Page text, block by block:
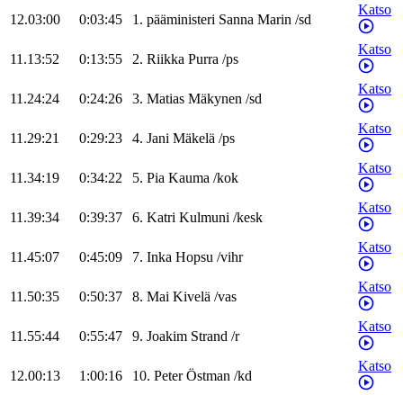
12.03:00
0:03:45 1. pääministeri Sanna Marin /sd
Katso
11.13:52 0:13:55 2. Riikka Purra /ps
Katso
11.24:24 0:24:26 3. Matias Mäkynen /sd
Katso
11.29:21 0:29:23 4. Jani Mäkelä /ps
Katso
11.34:19 0:34:22 5. Pia Kauma /kok
Katso
11.39:34 0:39:37 6. Katri Kulmuni /kesk
Katso
11.45:07 0:45:09 7. Inka Hopsu /vihr
Katso
11.50:35 0:50:37 8. Mai Kivelä /vas
Katso
11.55:44 0:55:47 9. Joakim Strand /r
Katso
12.00:13 1:00:16 10. Peter Östman /kd
Katso